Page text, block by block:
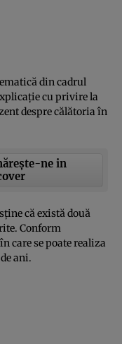
din cadrul
cu privire la
despre călătoria în
ne in
că există două
Conform
care se poate realiza
ani.